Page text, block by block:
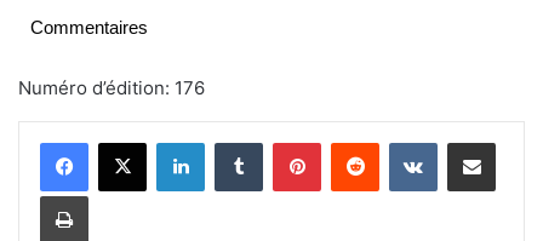
Commentaires
Numéro d’édition: 176